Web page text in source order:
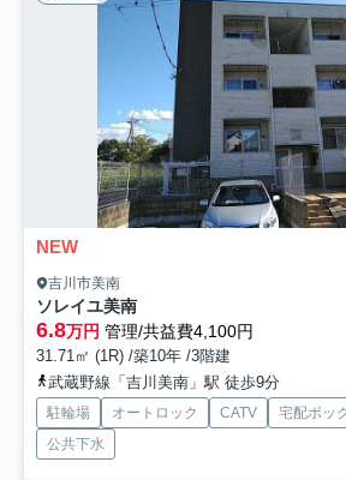
NEW
吉川市美南
ソレイユ美南
6.8万円 管理/共益費4,100円
31.71㎡ (1R) /築10年 /3階建
武蔵野線「吉川美南」駅 徒歩9分
駐輪場 オートロック CATV 宅配ボッ
公共下水